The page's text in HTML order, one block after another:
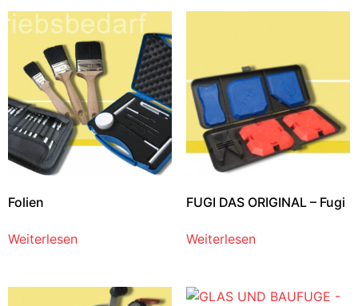
Folien
Weiterlesen
FUGI DAS ORIGINAL – Fugi
Weiterlesen